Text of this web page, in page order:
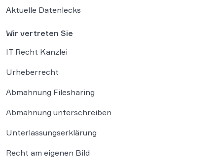
Aktuelle Datenlecks
Wir vertreten Sie
IT Recht Kanzlei
Urheberrecht
Abmahnung Filesharing
Abmahnung unterschreiben
Unterlassungserklärung
Recht am eigenen Bild